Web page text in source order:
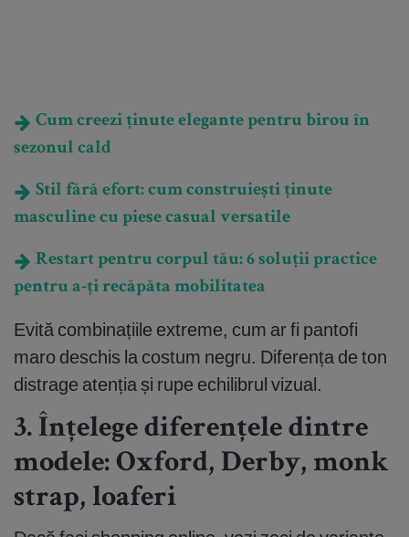
Cum creezi ținute elegante pentru birou în
sezonul cald
Stil fără efort: cum construiești ținute
masculine cu piese casual versatile
Restart pentru corpul tău: 6 soluții practice
pentru a-ți recăpăta mobilitatea
Evită combinațiile extreme, cum ar fi pantofi
maro deschis la costum negru. Diferența de ton
distrage atenția și rupe echilibrul vizual.
3. Înțelege diferențele dintre
modele: Oxford, Derby, monk
strap, loaferi